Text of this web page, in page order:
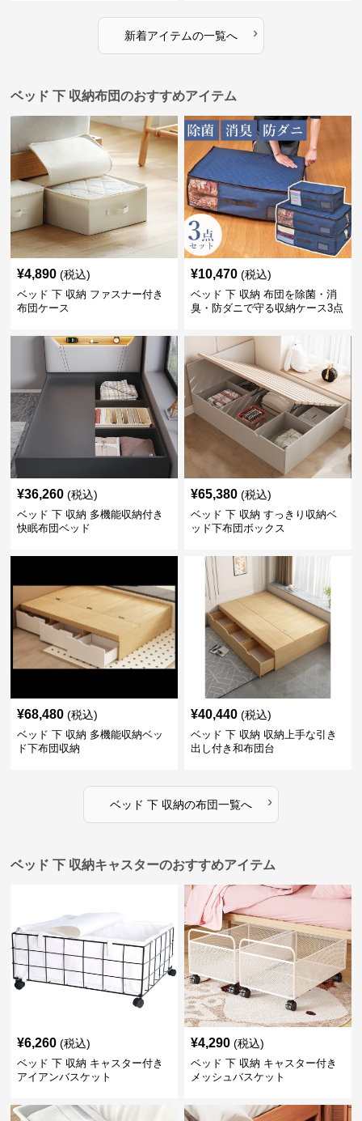
新着アイテムの一覧へ ›
ベッド 下 収納布団のおすすめアイテム
¥4,890 (税込)
ベッド 下 収納 ファスナー付き
布団ケース
¥10,470 (税込)
ベッド 下 収納 布団を除菌・消
臭・防ダニで守る収納ケース3点
¥36,260 (税込)
ベッド 下 収納 多機能収納付き
快眠布団ベッド
¥65,380 (税込)
ベッド 下 収納 すっきり収納ベ
ッド下布団ボックス
¥68,480 (税込)
ベッド 下 収納 多機能収納ベッ
ド下布団収納
¥40,440 (税込)
ベッド 下 収納 収納上手な引き
出し付き和布団台
ベッド 下 収納の布団一覧へ ›
ベッド 下 収納キャスターのおすすめアイテム
¥6,260 (税込)
ベッド 下 収納 キャスター付き
アイアンバスケット
¥4,290 (税込)
ベッド 下 収納 キャスター付き
メッシュバスケット